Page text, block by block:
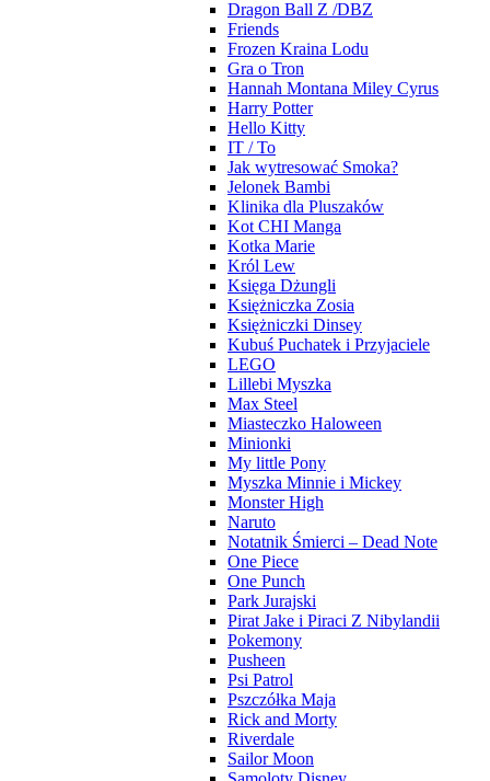
Dragon Ball Z /DBZ
Friends
Frozen Kraina Lodu
Gra o Tron
Hannah Montana Miley Cyrus
Harry Potter
Hello Kitty
IT / To
Jak wytresować Smoka?
Jelonek Bambi
Klinika dla Pluszaków
Kot CHI Manga
Kotka Marie
Król Lew
Księga Dżungli
Księżniczka Zosia
Księżniczki Dinsey
Kubuś Puchatek i Przyjaciele
LEGO
Lillebi Myszka
Max Steel
Miasteczko Haloween
Minionki
My little Pony
Myszka Minnie i Mickey
Monster High
Naruto
Notatnik Śmierci – Dead Note
One Piece
One Punch
Park Jurajski
Pirat Jake i Piraci Z Nibylandii
Pokemony
Pusheen
Psi Patrol
Pszczółka Maja
Rick and Morty
Riverdale
Sailor Moon